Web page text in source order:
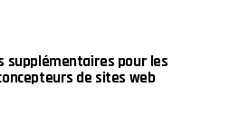
supplémentaires pour les
de sites web